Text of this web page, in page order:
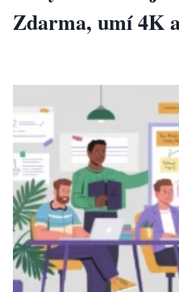
Zdarma, umí 4K